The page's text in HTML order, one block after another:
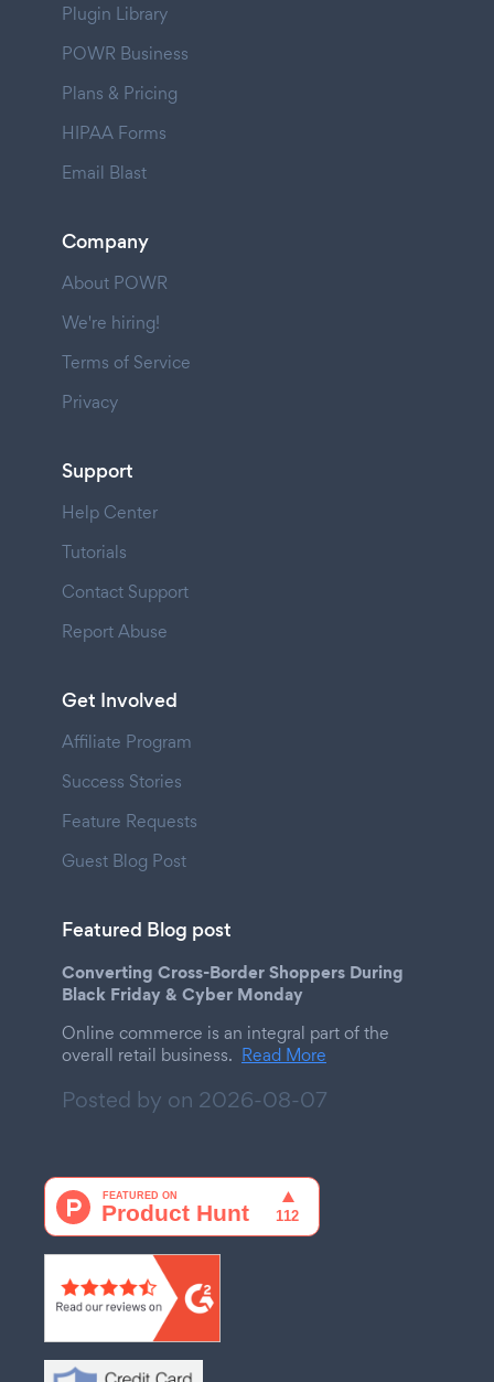
Plugin Library
POWR Business
Plans & Pricing
HIPAA Forms
Email Blast
Company
About POWR
We're hiring!
Terms of Service
Privacy
Support
Help Center
Tutorials
Contact Support
Report Abuse
Get Involved
Affiliate Program
Success Stories
Feature Requests
Guest Blog Post
Featured Blog post
Converting Cross-Border Shoppers During
Black Friday & Cyber Monday
Online commerce is an integral part of the
overall retail business. Read More
Posted by on 2026-08-07